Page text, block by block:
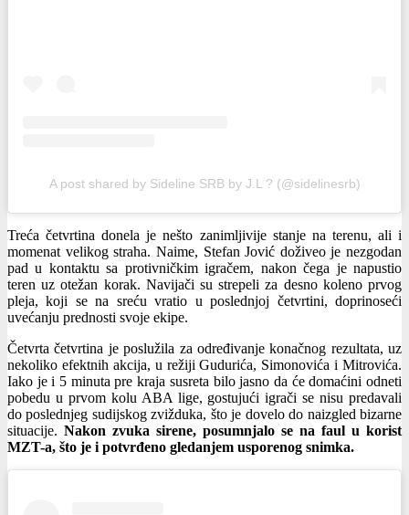
A post shared by Sideline SRB by J.L ? (@sidelinesrb)
Treća četvrtina donela je nešto zanimljivije stanje na terenu, ali i
momenat velikog straha. Naime, Stefan Jović doživeo je nezgodan
pad u kontaktu sa protivničkim igračem, nakon čega je napustio
teren uz otežan korak. Navijači su strepeli za desno koleno prvog
pleja, koji se na sreću vratio u poslednjoj četvrtini, doprinoseći
uvećanju prednosti svoje ekipe.
Četvrta četvrtina je poslužila za određivanje konačnog rezultata, uz
nekoliko efektnih akcija, u režiji Gudurića, Simonovića i Mitrovića.
Iako je i 5 minuta pre kraja susreta bilo jasno da će domaćini odneti
pobedu u prvom kolu ABA lige, gostujući igrači se nisu predavali
do poslednjeg sudijskog zvižduka, što je dovelo do naizgled bizarne
situacije. Nakon zvuka sirene, posumnjalo se na faul u korist
MZT-a, što je i potvrđeno gledanjem usporenog snimka.